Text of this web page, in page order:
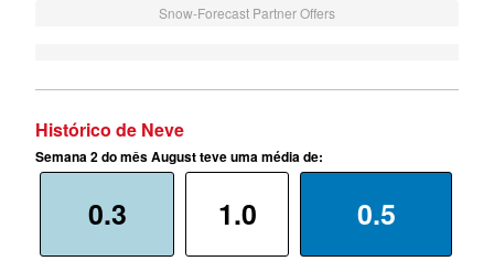
Snow-Forecast Partner Offers
Histórico de Neve
Semana 2 do mês August teve uma média de:
0.3 1.0 0.5